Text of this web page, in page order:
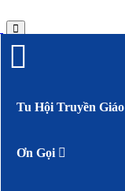
Tu Hội Truyền Giáo
Ơn Gọi